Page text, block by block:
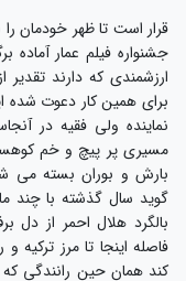
است تا ظهر خودمان را
فیلم عمار آماده
که دارند تقدیر
همین کار دعوت شده ایم
ولی فقیه در
پر پیچ و خم
و بوران بسته می
سال گذشته با چند
هلال احمر از دل
اینجا تا مرز ترکیه و
همان حین رانندگی که اگر